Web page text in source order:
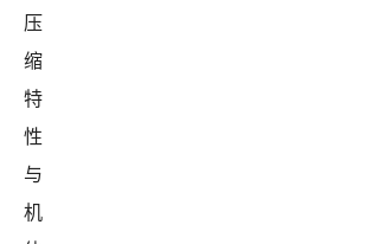
压
缩
特
性
与
机